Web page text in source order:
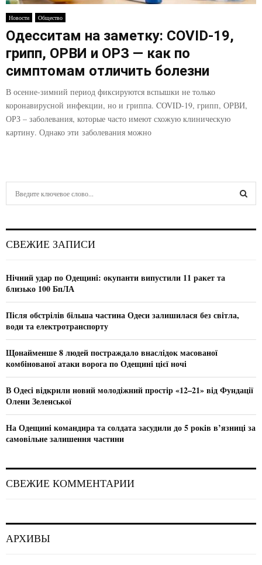
E
N
U
Новости Общество
Одесситам на заметку: COVID-19,
грипп, ОРВИ и ОРЗ — как по
симптомам отличить болезни
В осенне-зимний период фиксируются вспышки не только
коронавирусной инфекции, но и гриппа. COVID-19, грипп, ОРВИ,
ОРЗ – заболевания, которые часто имеют схожую клиническую
картину. Однако эти заболевания можно
h
o
r
СВЕЖИЕ ЗАПИСИ
Нічний удар по Одещині: окупанти випустили 11 ракет та
близько 100 БпЛА
Після обстрілів більша частина Одеси залишилася без світла,
води та електротранспорту
Щонайменше 8 людей постраждало внаслідок масованої
комбінованої атаки ворога по Одещині цієї ночі
В Одесі відкрили новий молодіжний простір «12–21» від Фундації
Олени Зеленської
На Одещині командира та солдата засудили до 5 років в’язниці за
самовільне залишення частини
СВЕЖИЕ КОММЕНТАРИИ
АРХИВЫ